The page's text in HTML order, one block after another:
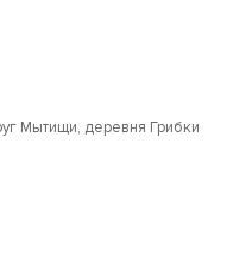
Мытищи, деревня Грибки